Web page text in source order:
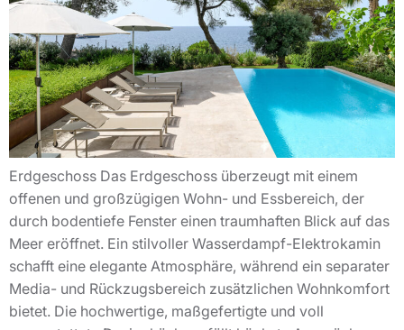
Erdgeschoss Das Erdgeschoss überzeugt mit einem
offenen und großzügigen Wohn- und Essbereich, der
durch bodentiefe Fenster einen traumhaften Blick auf das
Meer eröffnet. Ein stilvoller Wasserdampf-Elektrokamin
schafft eine elegante Atmosphäre, während ein separater
Media- und Rückzugsbereich zusätzlichen Wohnkomfort
bietet. Die hochwertige, maßgefertigte und voll